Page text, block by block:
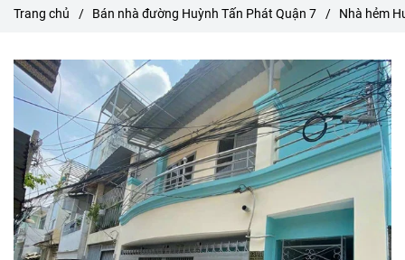
Trang chủ / Bán nhà đường Huỳnh Tấn Phát Quận 7 / Nhà hẻm